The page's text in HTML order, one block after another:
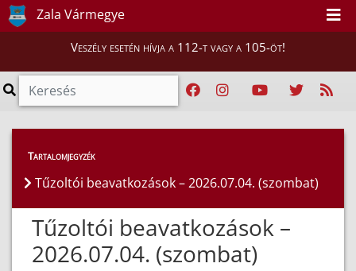
Zala Vármegye
Veszély esetén hívja a 112-t vagy a 105-öt!
Híreink > Hírek
Tartalomjegyzék
Tűzoltói beavatkozások – 2026.07.04. (szombat)
Tűzoltói beavatkozások –
2026.07.04. (szombat)